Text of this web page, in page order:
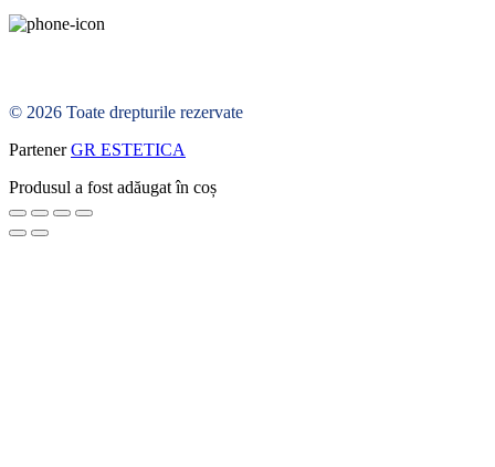
© 2026 Toate drepturile rezervate
PartenerGR ESTETICA
Produsul a fost adăugat în coș